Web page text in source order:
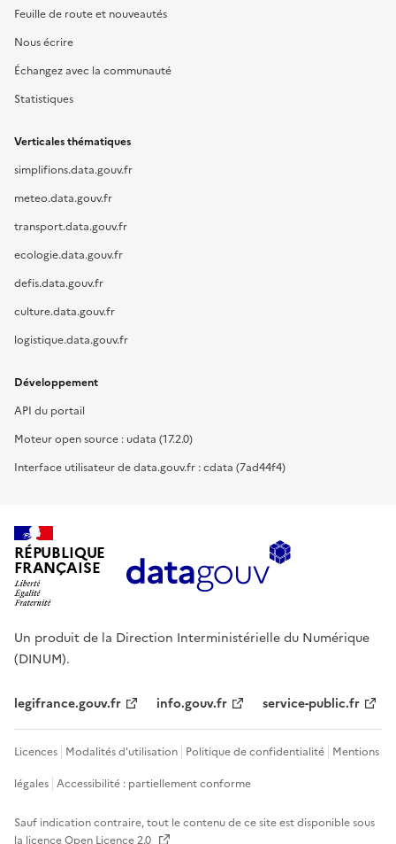
Feuille de route et nouveautés
Nous écrire
Échangez avec la communauté
Statistiques
Verticales thématiques
simplifions.data.gouv.fr
meteo.data.gouv.fr
transport.data.gouv.fr
ecologie.data.gouv.fr
defis.data.gouv.fr
culture.data.gouv.fr
logistique.data.gouv.fr
Développement
API du portail
Moteur open source : udata (17.2.0)
Interface utilisateur de data.gouv.fr : cdata (7ad44f4)
RÉPUBLIQUE
FRANÇAISE
Un produit de la Direction Interministérielle du Numérique
(DINUM).
legifrance.gouv.fr info.gouv.fr service-public.fr
Licences Modalités d'utilisation Politique de confidentialité Mentions
légales Accessibilité : partiellement conforme
Sauf indication contraire, tout le contenu de ce site est disponible sous
la licenceOpen Licence 2.0